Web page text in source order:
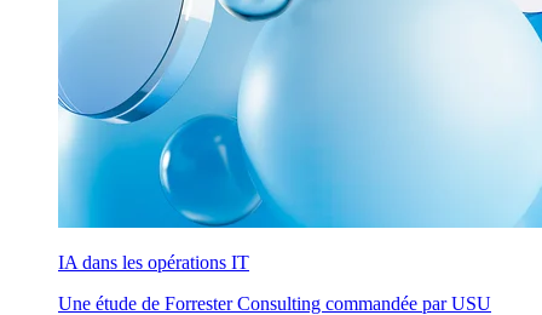
IA dans les opérations IT
Une étude de Forrester Consulting commandée par USU